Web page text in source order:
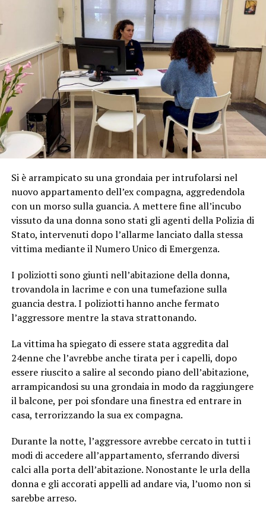
Si è arrampicato su una grondaia per intrufolarsi nel
nuovo appartamento dell’ex compagna, aggredendola
con un morso sulla guancia. A mettere fine all’incubo
vissuto da una donna sono stati gli agenti della Polizia di
Stato, intervenuti dopo l’allarme lanciato dalla stessa
vittima mediante il Numero Unico di Emergenza.
I poliziotti sono giunti nell’abitazione della donna,
trovandola in lacrime e con una tumefazione sulla
guancia destra. I poliziotti hanno anche fermato
l’aggressore mentre la stava strattonando.
La vittima ha spiegato di essere stata aggredita dal
24enne che l’avrebbe anche tirata per i capelli, dopo
essere riuscito a salire al secondo piano dell’abitazione,
arrampicandosi su una grondaia in modo da raggiungere
il balcone, per poi sfondare una finestra ed entrare in
casa, terrorizzando la sua ex compagna.
Durante la notte, l’aggressore avrebbe cercato in tutti i
modi di accedere all’appartamento, sferrando diversi
calci alla porta dell’abitazione. Nonostante le urla della
donna e gli accorati appelli ad andare via, l’uomo non si
sarebbe arreso.